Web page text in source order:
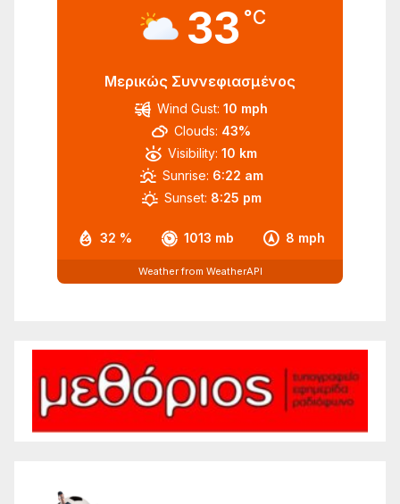
33 °C
Μερικώς Συννεφιασμένος
32 % 1013 mb 8 mph
Wind Gust: 10 mph
Clouds: 43%
Visibility: 10 km
Sunrise: 6:22 am
Sunset: 8:25 pm
Weather from WeatherAPI